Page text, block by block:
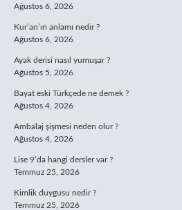
Ağustos 6, 2026
Kur’an’ın anlamı nedir ?
Ağustos 6, 2026
Ayak derisi nasıl yumuşar ?
Ağustos 5, 2026
Bayat eski Türkçede ne demek ?
Ağustos 4, 2026
Ambalaj şişmesi neden olur ?
Ağustos 4, 2026
Lise 9’da hangi dersler var ?
Temmuz 25, 2026
Kimlik duygusu nedir ?
Temmuz 25, 2026